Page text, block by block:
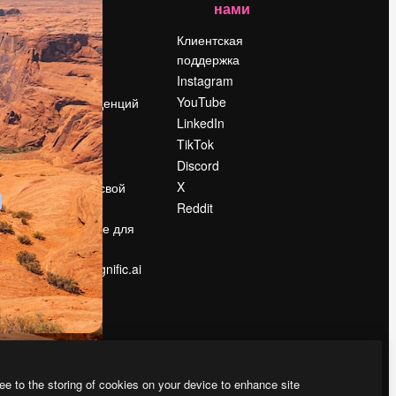
Цены
О нас
Reviews
Вакансии
Поиск тенденций
Блог
События
Slidesgo
Продайте свой
контент
Помещение для
прессы
Ищете magnific.ai
нами
Клиентская
поддержка
Instagram
YouTube
LinkedIn
TikTok
Discord
X
Reddit
to the storing of cookies on your device to enhance site